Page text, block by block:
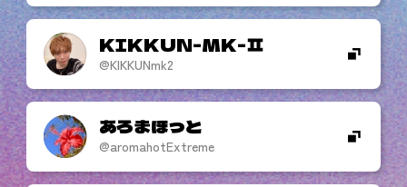
KIKKUN-MK-
@KIKKUNmk2
あろまほっと
@aromahotExtreme